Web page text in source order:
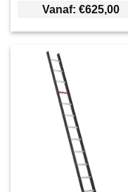
Vanaf: €625,00